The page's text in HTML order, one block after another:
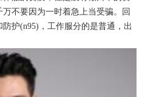
不要因为一时着急上当受骗。回
护(n95)，工作服分的是普通，出